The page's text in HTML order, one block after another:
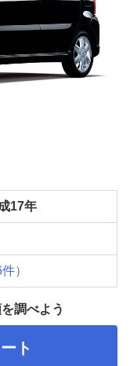
17年
件）
調べよう
ト